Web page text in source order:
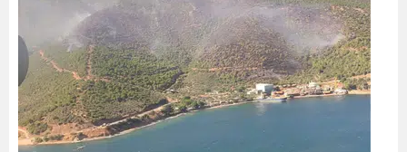
Bilecik
Bingöl
Bitlis
Bolu